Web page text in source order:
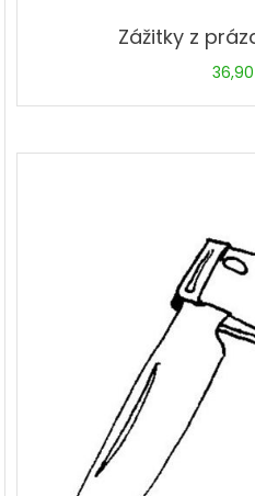
Zážitky z